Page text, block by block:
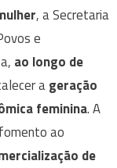
, a Secretaria
e
ao longo de
ageração
feminina. A
ao
de